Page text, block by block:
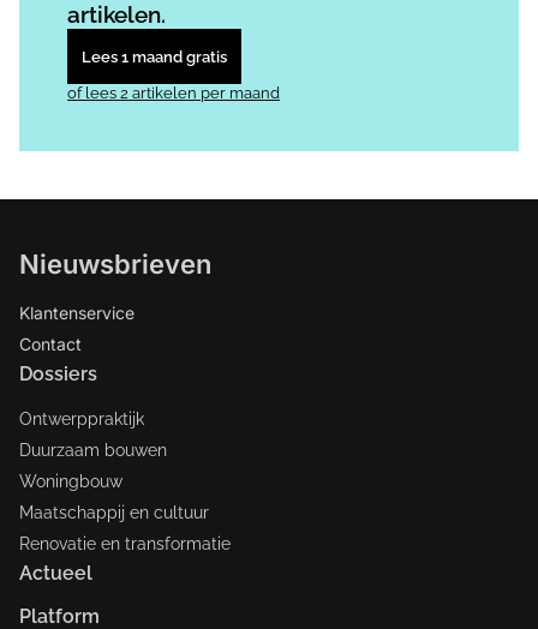
artikelen.
Lees 1 maand gratis
of lees 2 artikelen per maand
Nieuwsbrieven
Klantenservice
Contact
Dossiers
Ontwerppraktijk
Duurzaam bouwen
Woningbouw
Maatschappij en cultuur
Renovatie en transformatie
Actueel
Platform